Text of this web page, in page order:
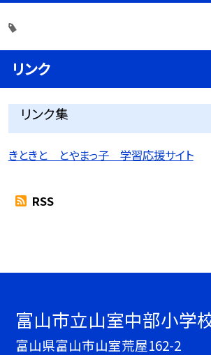
リンク
リンク集
きときと とやまっ子 学習応援サイト
RSS
富山市立山室中部小学
富山県富山市山室荒屋162-2